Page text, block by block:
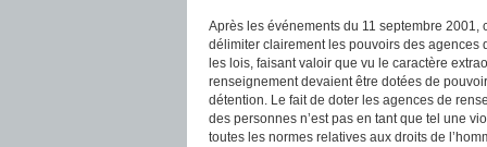
Après les événements du 11 septembre 2001,
délimiter clairement les pouvoirs des agences
les lois, faisant valoir que vu le caractère
renseignement devaient être dotées de
détention. Le fait de doter les agences de
des personnes n’est pas en tant que tel une
toutes les normes relatives aux droits de